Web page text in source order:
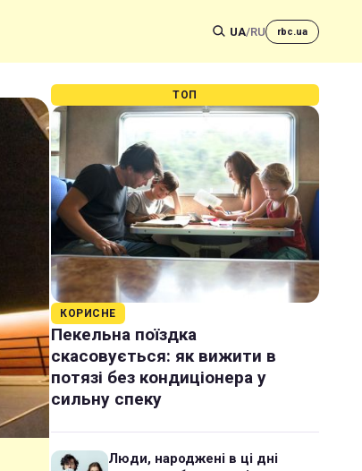
UA/RU rbc.ua
ТОП
КОРИСНЕ
Пекельна поїздка
скасовується: як вижити в
потязі без кондиціонера у
сильну спеку
Люди, народжені в ці дні